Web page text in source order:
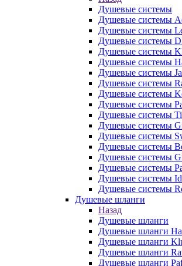
Душевые системы
Душевые системы
Душевые системы
Душевые системы
Душевые системы
Душевые системы
Душевые системы
Душевые системы
Душевые системы
Душевые системы
Душевые системы
Душевые системы
Душевые системы
Душевые системы
Душевые системы
Душевые системы
Душевые системы
Душевые системы
Душевые шланги
Назад
Душевые шланги
Душевые шланги
Душевые шланги
Душевые шланги
Душевые шланги